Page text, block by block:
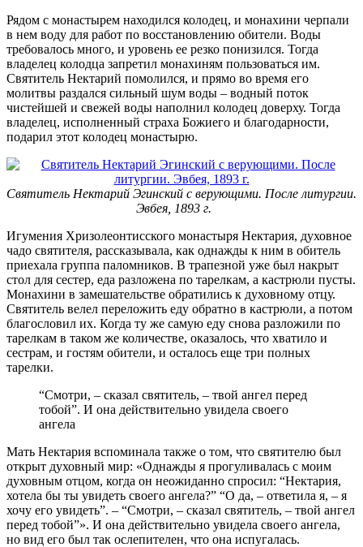
Рядом с монастырем находился колодец, и монахини черпали
в нем воду для работ по восстановлению обители. Воды
требовалось много, и уровень ее резко понизился. Тогда
владелец колодца запретил монахиням пользоваться им.
Святитель Нектарий помолился, и прямо во время его
молитвы раздался сильный шум воды – водный поток
чистейшей и свежей воды наполнил колодец доверху. Тогда
владелец, исполненный страха Божиего и благодарности,
подарил этот колодец монастырю.
Святитель Нектарий Эгинский с верующими. После литургии.
Эвбея, 1893 г.
Игумения Хризолеонтисского монастыря Нектария, духовное
чадо святителя, рассказывала, как однажды к ним в обитель
приехала группа паломников. В трапезной уже был накрыт
стол для сестер, еда разложена по тарелкам, а кастрюли пусты.
Монахини в замешательстве обратились к духовному отцу.
Святитель велел переложить еду обратно в кастрюли, а потом
благословил их. Когда ту же самую еду снова разложили по
тарелкам в таком же количестве, оказалось, что хватило и
сестрам, и гостям обители, и осталось еще три полных
тарелки.
“Смотри, – сказал святитель, – твой ангел перед
тобой”. И она действительно увидела своего
ангела
Мать Нектария вспоминала также о том, что святителю был
открыт духовный мир: «Однажды я прогуливалась с моим
духовным отцом, когда он неожиданно спросил: “Нектария,
хотела бы ты увидеть своего ангела?” “О да, – ответила я, – я
хочу его увидеть”. – “Смотри, – сказал святитель, – твой ангел
перед тобой”». И она действительно увидела своего ангела,
но вид его был так ослепителен, что она испугалась.